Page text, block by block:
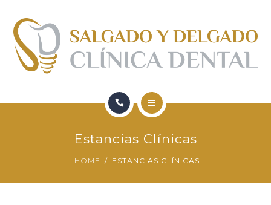
QUIENES SOMOS
CONTACTO
BLOG
Estancias Clínicas
HOME ESTANCIAS CLÍNICAS